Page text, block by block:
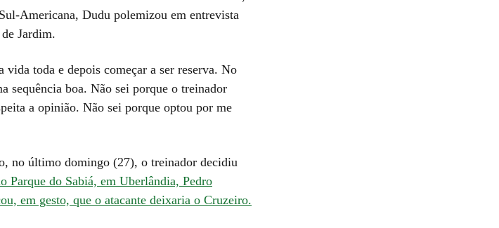
Americana, Dudu polemizou em entrevista
Jardim.
toda e depois começar a ser reserva. No
sequência boa. Não sei porque o treinador
a opinião. Não sei porque optou por me
no último domingo (27), o treinador decidiu
Parque do Sabiá, em Uberlândia, Pedro
em gesto, que o atacante deixaria o Cruzeiro.